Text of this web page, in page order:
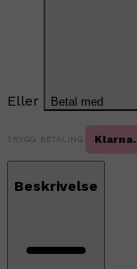
Eller Betal med
TRYGG BETALING Klarna.
Beskrivelse